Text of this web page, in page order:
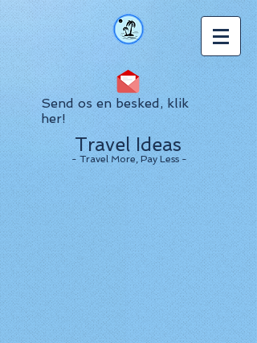
Send os en besked, klik
her!
Travel Ideas
- Travel More, Pay Less -